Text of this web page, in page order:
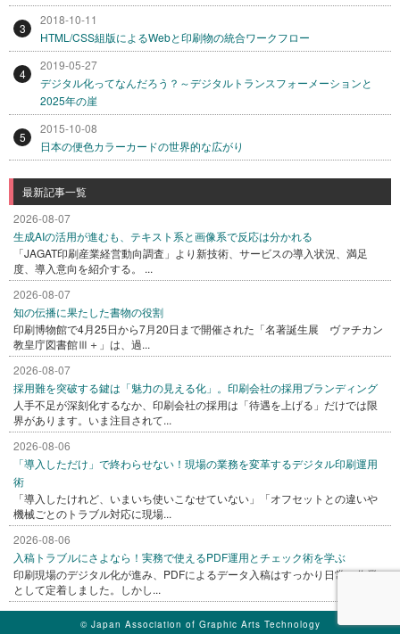
3
2018-10-11
HTML/CSS組版によるWebと印刷物の統合ワークフロー
4
2019-05-27
デジタル化ってなんだろう？～デジタルトランスフォーメーションと
2025年の崖
5
2015-10-08
日本の便色カラーカードの世界的な広がり
最新記事一覧
2026-08-07
生成AIの活用が進むも、テキスト系と画像系で反応は分かれる
「JAGAT印刷産業経営動向調査」より新技術、サービスの導入状況、満足
度、導入意向を紹介する。 ...
2026-08-07
知の伝播に果たした書物の役割
印刷博物館で4月25日から7月20日まで開催された「名著誕生展 ヴァチカン
教皇庁図書館Ⅲ＋」は、過...
2026-08-07
採用難を突破する鍵は「魅力の見える化」。印刷会社の採用ブランディング
人手不足が深刻化するなか、印刷会社の採用は「待遇を上げる」だけでは限
界があります。いま注目されて...
2026-08-06
「導入しただけ」で終わらせない！現場の業務を変革するデジタル印刷運用
術
「導入したけれど、いまいち使いこなせていない」「オフセットとの違いや
機械ごとのトラブル対応に現場...
2026-08-06
入稿トラブルにさよなら！実務で使えるPDF運用とチェック術を学ぶ
印刷現場のデジタル化が進み、PDFによるデータ入稿はすっかり日常の作業
として定着しました。しかし...
© Japan Association of Graphic Arts Technology